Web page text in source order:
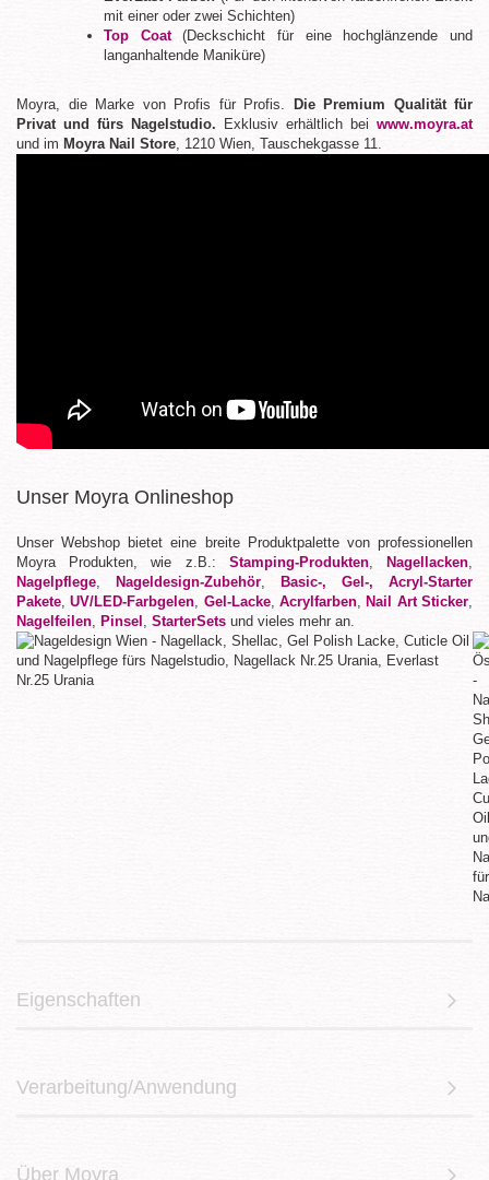
mit einer oder zwei Schichten)
Top Coat(Deckschicht für eine hochglänzende und
langanhaltende Maniküre)
Moyra, die Marke von Profis für Profis. Die Premium Qualität für
Privat und fürs Nagelstudio. Exklusiv erhältlich bei www.moyra.at
und im Moyra Nail Store , 1210 Wien, Tauschekgasse 11.
Unser Moyra Onlineshop
Unser Webshop bietet eine breite Produktpalette von professionellen
Moyra Produkten, wie z.B.: Stamping-Produkten, Nagellacken
Nagelpflege
Nageldesign-Zubehör
Basic-, Gel-, Acryl-Starter
Pakete ,UV/LED-Farbgelen Gel-Lacke,Acrylfarben ,Nail Art Sticker
Nagelfeilen Pinsel StarterSets und vieles mehr an.
Eigenschaften
Verarbeitung/Anwendung
Über Moyra